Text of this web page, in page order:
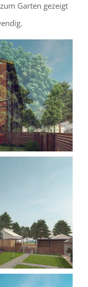
Garten gezeigt